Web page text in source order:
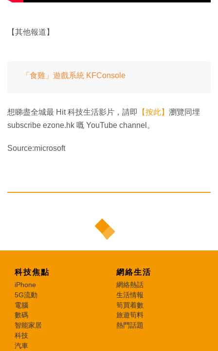
【其他報道】
「食雞」遊戲系統 KFConsole
想睇盡全城最 Hit 科技生活影片，請即 【按此】 瀏覽同埋
subscribe ezone.hk 嘅 YouTube channel。
Source:microsoft
科技焦點
iPhone
5G流動
電腦
數碼
智能家居
科技
汽車
網絡生活
網絡熱話
生活情報
筍買着數
旅遊筍料
熱門話題